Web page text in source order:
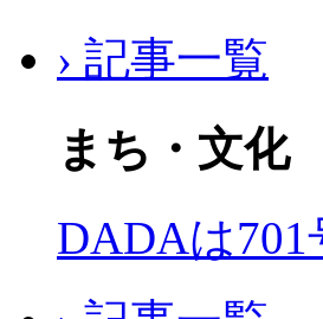
› 記事一覧
まち・文化
DADAは701